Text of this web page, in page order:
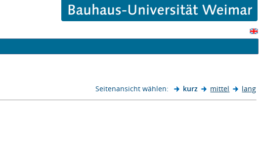
Seitenansicht wählen: kurz mittel lang